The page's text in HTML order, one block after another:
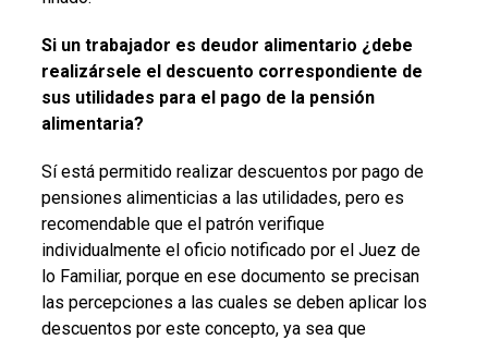
Si un trabajador es deudor alimentario ¿debe
realizársele el descuento correspondiente de
sus utilidades para el pago de la pensión
alimentaria?
Sí está permitido realizar descuentos por pago de
pensiones alimenticias a las utilidades, pero es
recomendable que el patrón verifique
individualmente el oficio notificado por el Juez de
lo Familiar, porque en ese documento se precisan
las percepciones a las cuales se deben aplicar los
descuentos por este concepto, ya sea que